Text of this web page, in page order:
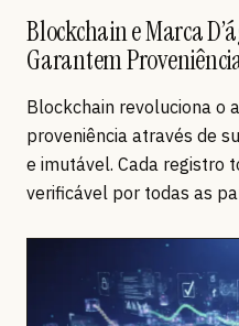
Blockchain e Marca
Garantem
Blockchain revoluciona o
proveniência através de
e imutável. Cada registro
verificável por todas as